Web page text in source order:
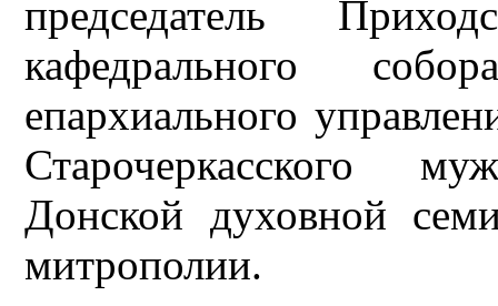
председатель
кафедрального
епархиального
Старочеркасского
Донской духовной
митрополии.